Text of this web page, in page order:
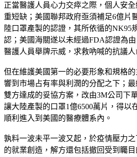
正當醫護人員心力交瘁之際，個人安
重短缺；美國聯邦政府亟須補足6億片
陸口罩產製的認證，其所依循的NK95
認；美國海關遂以未經過FDA認證為
醫護人員舉牌示威，求救吶喊的抗議人
但在維護美國第一的必要形象和規格
響到市場占有率與利潤的分配之下；最
雙方達成的妥協方案，改由3M公司下
讓大陸產製的口罩1億6500萬片，得以
順利進入到美國的醫療體系內。
孰料一波未平一波又起，於疫情壓力
的就業創造，解方還包括撤回受到矚